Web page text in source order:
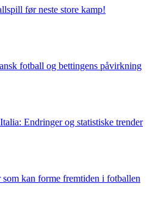
før neste store kamp!
fotball og bettingens påvirkning
Endringer og statistiske trender
kan forme fremtiden i fotballen